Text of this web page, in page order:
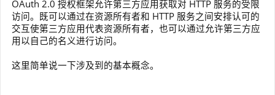
OAuth 2.0 授权框架允许第三方应用获取对 HTTP 服务的受限
访问。既可以通过在资源所有者和 HTTP 服务之间安排认可的
交互使第三方应用代表资源所有者，也可以通过允许第三方应
用以自己的名义进行访问。
这里简单说一下涉及到的基本概念。